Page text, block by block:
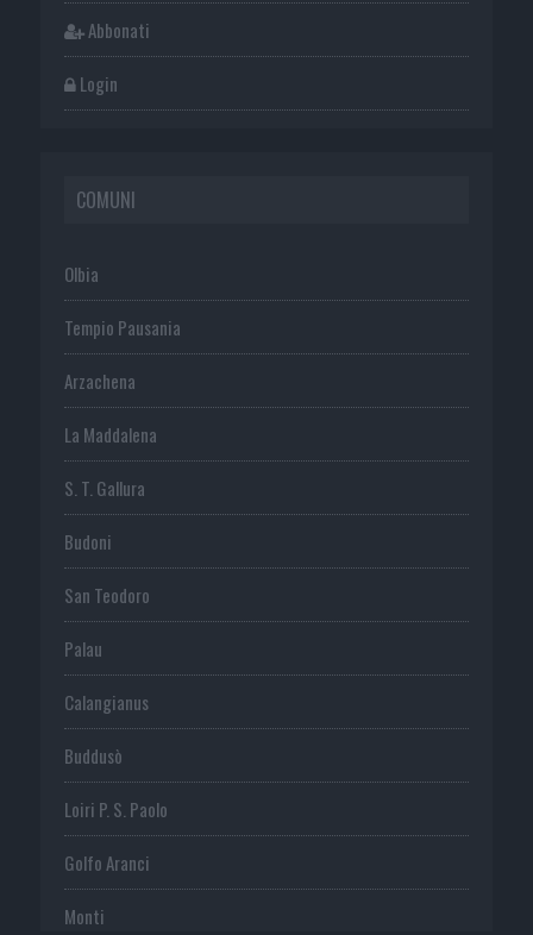
Abbonati
Login
COMUNI
Olbia
Tempio Pausania
Arzachena
La Maddalena
S. T. Gallura
Budoni
San Teodoro
Palau
Calangianus
Buddusò
Loiri P. S. Paolo
Golfo Aranci
Monti